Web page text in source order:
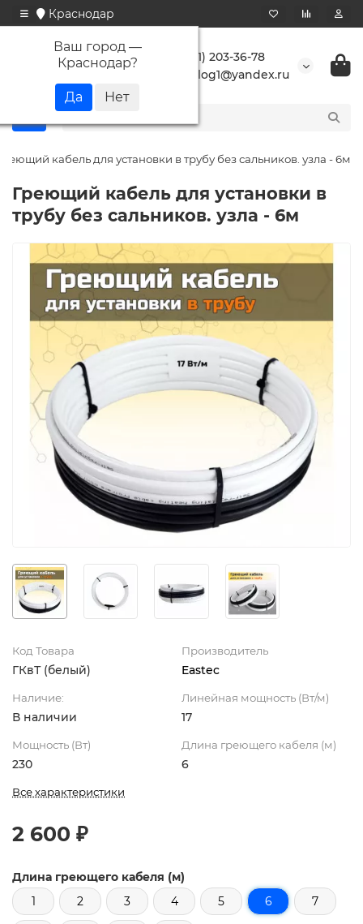
Краснодар
Ваш город —
Краснодар?
+7 (861) 203-36-78
buranlog1@yandex.ru
кабель для установки в трубу без сальников. узла - 6м
Греющий кабель для установки в
трубу без сальников. узла - 6м
Код Товара
ГКвТ (белый)
Производитель
Eastec
Наличие:
В наличии
Линейная мощность (Вт/м)
17
Мощность (Вт)
230
Длина греющего кабеля (м)
6
Все характеристики
2 600 ₽
Длина греющего кабеля (м)
1
2 3 4 5 6 7